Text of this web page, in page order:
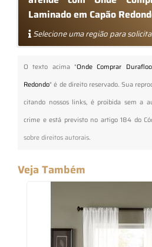
Laminado em Capão
Selecione uma região para
O texto acima "Onde Comprar
Redondo" é de direito reservado. Sua
citando nossos links, é proibida sem a
crime e está previsto no artigo 184 do
sobre direitos autorais.
Veja Também